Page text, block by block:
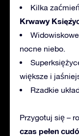
Kilka
Krwawy
nocne niebo.
większe i
Rzadkie
Przygotuj się –
czas pełen